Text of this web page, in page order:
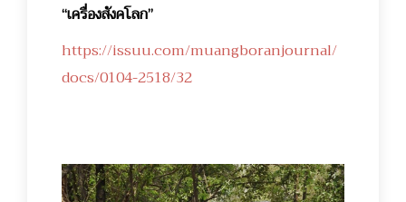
“เครื่องสังคโลก”
https://issuu.com/muangboranjournal/
docs/0104-2518/32